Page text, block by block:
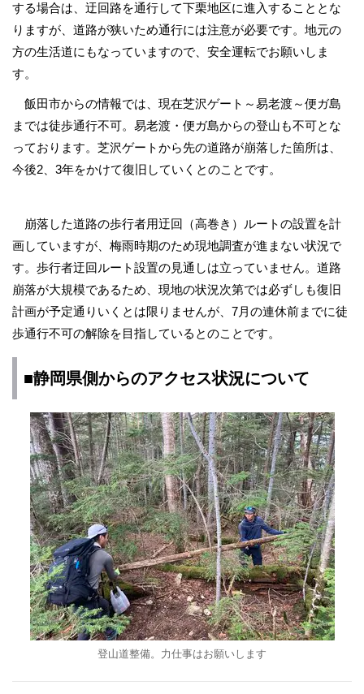
する場合は、迂回路を通行して下栗地区に進入することとな
りますが、道路が狭いため通行には注意が必要です。地元の
方の生活道にもなっていますので、安全運転でお願いしま
す。
飯田市からの情報では、現在芝沢ゲート～易老渡～便ガ島
までは徒歩通行不可。易老渡・便ガ島からの登山も不可とな
っております。芝沢ゲートから先の道路が崩落した箇所は、
今後2、3年をかけて復旧していくとのことです。
崩落した道路の歩行者用迂回（高巻き）ルートの設置を計
画していますが、梅雨時期のため現地調査が進まない状況で
す。歩行者迂回ルート設置の見通しは立っていません。道路
崩落が大規模であるため、現地の状況次第では必ずしも復旧
計画が予定通りいくとは限りませんが、7月の連休前までに徒
歩通行不可の解除を目指しているとのことです。
■静岡県側からのアクセス状況について
登山道整備。力仕事はお願いします